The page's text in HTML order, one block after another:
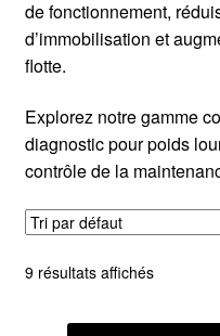
de fonctionnement,
d’immobilisation et
flotte.
Explorez notre gamme
diagnostic pour poids
contrôle de la
9 résultats affichés